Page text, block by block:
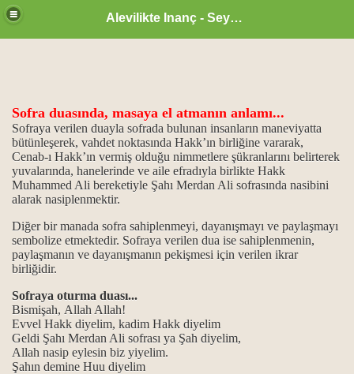
Alevilikte Inanç - Seyyid Hakkı
Sofra duasında, masaya el atmanın anlamı...
Sofraya verilen duayla sofrada bulunan insanların maneviyatta
bütünleşerek, vahdet noktasında Hakk’ın birliğine vararak,
Cenab-ı Hakk’ın vermiş olduğu nimmetlere şükranlarını belirterek
yuvalarında, hanelerinde ve aile efradıyla birlikte Hakk
Muhammed Ali bereketiyle Şahı Merdan Ali sofrasında nasibini
alarak nasiplenmektir.
Diğer bir manada sofra sahiplenmeyi, dayanışmayı ve paylaşmayı
sembolize etmektedir. Sofraya verilen dua ise sahiplenmenin,
paylaşmanın ve dayanışmanın pekişmesi için verilen ikrar
birliğidir.
Sofraya oturma duası...
Bismişah, Allah Allah!
Evvel Hakk diyelim, kadim Hakk diyelim
Geldi Şahı Merdan Ali sofrası ya Şah diyelim,
Allah nasip eylesin biz yiyelim.
Şahın demine Huu diyelim
alma...